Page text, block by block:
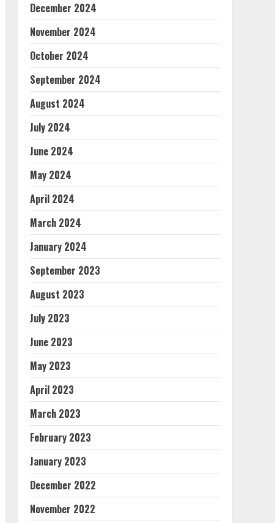
December 2024
November 2024
October 2024
September 2024
August 2024
July 2024
June 2024
May 2024
April 2024
March 2024
January 2024
September 2023
August 2023
July 2023
June 2023
May 2023
April 2023
March 2023
February 2023
January 2023
December 2022
November 2022